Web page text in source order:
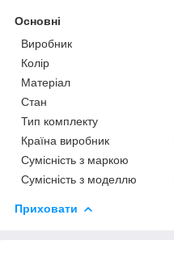
Основні
Виробник
Колір
Матеріал
Стан
Тип комплекту
Країна виробник
Сумісність з маркою
Сумісність з моделлю
Приховати